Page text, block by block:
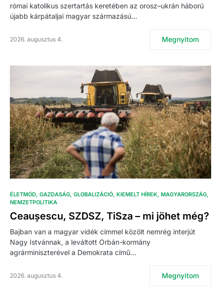
római katolikus szertartás keretében az orosz–ukrán háború
újabb kárpátaljai magyar származású…
2026. augusztus 4. Megnyitom
ÉLETMÓD GAZDASÁG GLOBALIZÁCIÓ KIEMELT HÍREK MAGYARORSZÁG
NEMZETPOLITIKA
Ceaușescu, SZDSZ, TiSza – mi jöhet még?
Bajban van a magyar vidék címmel közölt nemrég interjút
Nagy Istvánnak, a leváltott Orbán-kormány
agrárminiszterével a Demokrata című…
2026. augusztus 4. Megnyitom